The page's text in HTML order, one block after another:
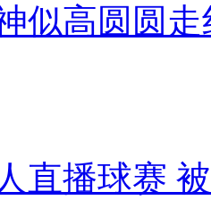
似高圆圆走
直播球赛